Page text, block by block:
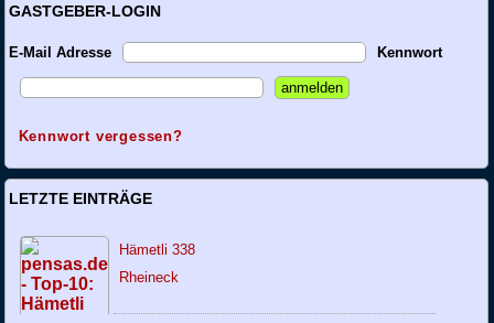
GASTGEBER-LOGIN
E-Mail Adresse Kennwort
Kennwort vergessen?
LETZTE EINTRÄGE
Hämetli 338
Rheineck